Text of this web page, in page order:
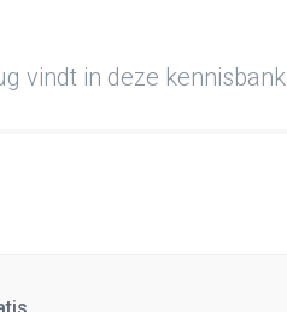
vindt in deze kennisbank